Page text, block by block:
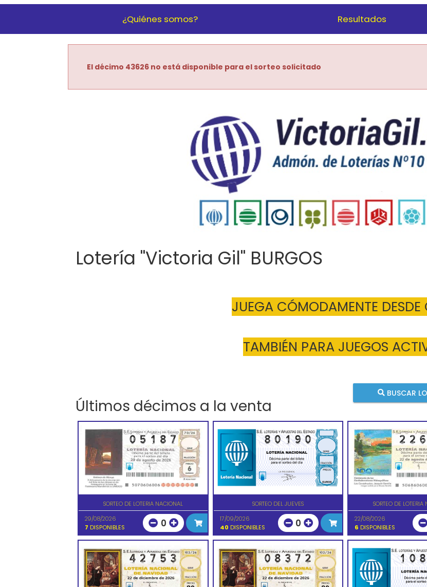
¿Quiénes somos? Resultados
El décimo 43626 no está disponible para el sorteo solicitado
Lotería "Victoria Gil" BURGOS
JUEGA CÓMODAMENTE DESDE
TAMBIÉN PARA JUEGOS
Últimos décimos a la venta
BUSCAR
SORTEO DE LOTERIA NACIONAL
29/08/2026
7 DISPONIBLES 0
SORTEO DEL JUEVES
17/09/2026
40 DISPONIBLES 0
SORTEO DE
22/08/2026
6 DISPONIBLES